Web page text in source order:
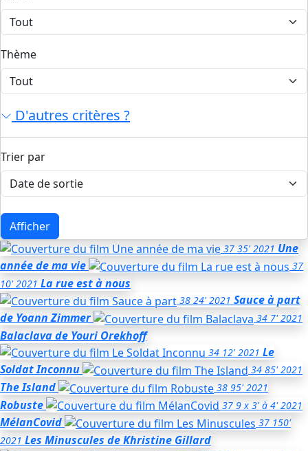
Thème
D'autres critères ?
Trier par
Afficher
37 35' 2021 Une
année de ma vie
37
10' 2021 La rue est à nous
38 24' 2021 Sauce à part
de Yoann Zimmer
34 7' 2021
Balaclavade Youri Orekhoff
34 12' 2021 Le
Soldat Inconnu
34 85' 2021
The Island 38 95' 2021
Robuste 37 9 x 3' à 4' 2021
MélanCovid 37 150'
2021 Les Minuscules de Khristine Gillard